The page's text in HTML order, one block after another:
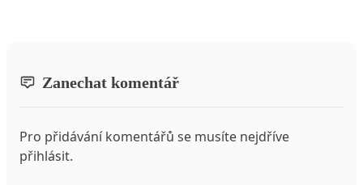
Zanechat komentář
Pro přidávání komentářů se musíte nejdříve
přihlásit.